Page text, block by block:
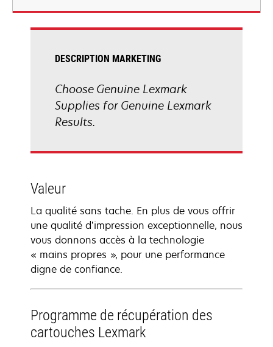
DESCRIPTION MARKETING
Choose Genuine Lexmark
Supplies for Genuine Lexmark
Results.
Valeur
La qualité sans tache. En plus de vous offrir
une qualité d’impression exceptionnelle, nous
vous donnons accès à la technologie
« mains propres », pour une performance
digne de confiance.
Programme de récupération des
cartouches Lexmark